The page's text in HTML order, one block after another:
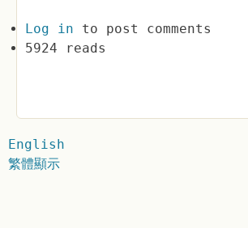
Log in to post comments
5924 reads
English
繁體顯示